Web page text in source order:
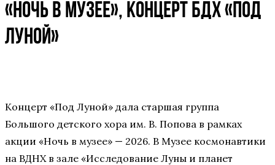
«Ночь в музее», концерт БДХ «Под
луной»
Концерт «Под Луной» дала старшая группа
Большого детского хора им. В. Попова в рамках
акции «Ночь в музее» — 2026. В Музее космонавтики
на ВДНХ в зале «Исследование Луны и планет